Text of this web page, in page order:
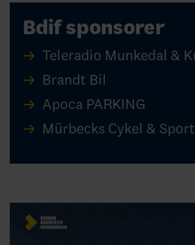
Bdif sponsorer
Teleradio Munkedal &
Brandt Bil
Apoca PARKING
Mürbecks Cykel &